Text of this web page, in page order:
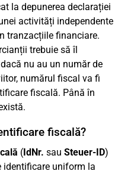
la depunerea declarației
activități independente
tranzacțiile financiare.
trebuie să îl
nu au un număr de
numărul fiscal va fi
fiscală. Până în
fiscală?
(IdNr. sau Steuer-ID)
identificare uniform la